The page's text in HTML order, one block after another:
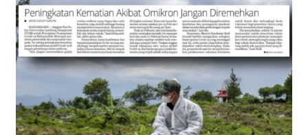
Peningkatan Kematian Akibat
Omikron Jangan Diremehkan
(Republika, 1 Maret 2022)